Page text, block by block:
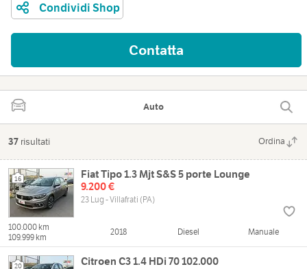
Condividi Shop
Contatta
Auto
37 risultati Ordina
16
Fiat Tipo 1.3 Mjt S&S 5 porte Lounge
9.200 €
23 Lug - Villafrati (PA)
100.000 km
109.999 km
2018 Diesel Manuale
20
Citroen C3 1.4 HDi 70 102.000